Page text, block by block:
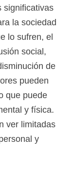
significativas
la sociedad
lo sufren, el
social,
de
pueden
que puede
y física.
ver limitadas
y